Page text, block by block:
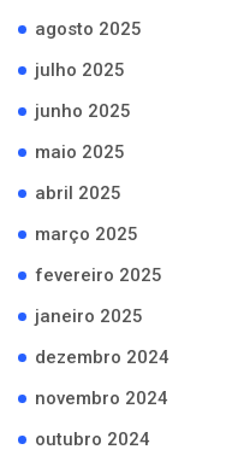
agosto 2025
julho 2025
junho 2025
maio 2025
abril 2025
março 2025
fevereiro 2025
janeiro 2025
dezembro 2024
novembro 2024
outubro 2024